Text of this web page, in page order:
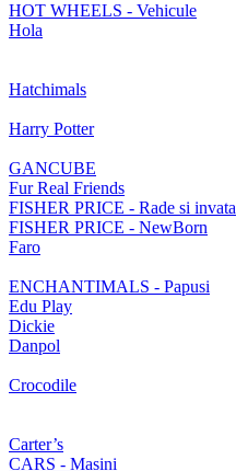
HOT WHEELS - Vehicule
Hola
Hatchimals
Harry Potter
GANCUBE
Fur Real Friends
FISHER PRICE - Rade si invata
FISHER PRICE - NewBorn
Faro
ENCHANTIMALS - Papusi
Edu Play
Dickie
Danpol
Crocodile
Carter’s
CARS - Masini